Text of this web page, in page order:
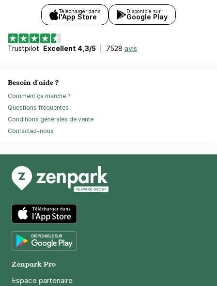
Télécharger dans
l'App Store
Disponible sur
Google Play
Trustpilot Excellent 4,3/5 7528 avis
Besoin d'aide ?
Comment ça marche ?
Questions fréquentes
Conditions générales de vente
Contactez-nous
App Store
Zenpark Pro
Espace partenaire